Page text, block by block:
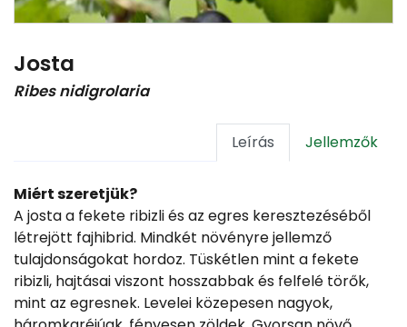
Josta
Ribes nidigrolaria
Leírás Jellemzők
Miért szeretjük?
A josta a fekete ribizli és az egres keresztezéséből
létrejött fajhibrid. Mindkét növényre jellemző
tulajdonságokat hordoz. Tüskétlen mint a fekete
ribizli, hajtásai viszont hosszabbak és felfelé törők,
mint az egresnek. Levelei közepesen nagyok,